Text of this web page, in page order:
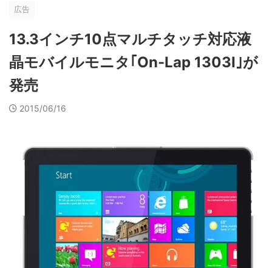
広告
13.3インチ10点マルチタッチ対応液
晶モバイルモニタ｢On-Lap 1303I｣が
発売
2015/06/16